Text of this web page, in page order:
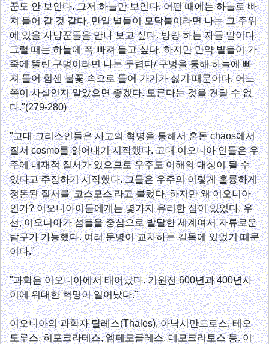
꾼도 안 보인다. 그저 하늘만 보인다. 어떤 때에는 하늘로 빠
져 들어 갈 것 같다. 만일 별들이 모닥불이라면 나는 그 주위
에 있을 사냥꾼들을 만나 보고 싶다. 방랑 하는 자들 말이다.
그럴 때는 하늘에 폭 빠져 들고 싶다. 하지만 만약 별들이 가
죽에 뚤린 구멍이라면 나는 두렵다/ 구멍을 통해 하늘에 빠
져 들어 힘센 불꽃 속으로 들어 가기가 싫기 때문이다. 어느
쪽이 사실인지 알았으면 좋겠다. 모른다는 것을 견딜 수 없
다."(279-280)
"고대 그리스인들은 사고의 혁명을 통해서 혼돈 chaos에서
질서 cosmo를 읽어내기 시작했다. 고대 이오니아 인들은 우
주에 내재적 질서가 있으므로 우주도 이해의 대싱이 될 수
있다고 주장하기 시작했다. 그들은 우주의 이렇게 훌륭하게
정돈된 질서를 '코스모스'라고 불렀다. 하지만 왜 이오니아
인가? 이오니아이들에게는 몇가지 유리한 점이 있었다. 우
선, 이오니아가 섬들을 중심으로 발달한 세계여서 자류로운
탐구가 가능했다. 여러 문명이 교차하는 길목에 있었기 때문
이다."
"과학은 이오니아에서 태어났다. 기원전 600년과 400년사
이에 위대한 혁명이 일어났다."
이오니아의 과학자 탈레스(Thales), 아낙시만드로스, 테오
도루스, 히포크라테스, 엠페도클레스, 데모크리토스 등. 이